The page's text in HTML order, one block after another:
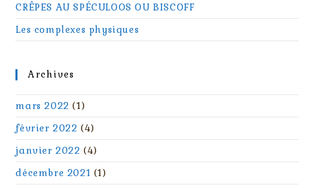
CRÊPES AU SPÉCULOOS OU BISCOFF
Les complexes physiques
Archives
mars 2022 (1)
février 2022 (4)
janvier 2022 (4)
décembre 2021 (1)